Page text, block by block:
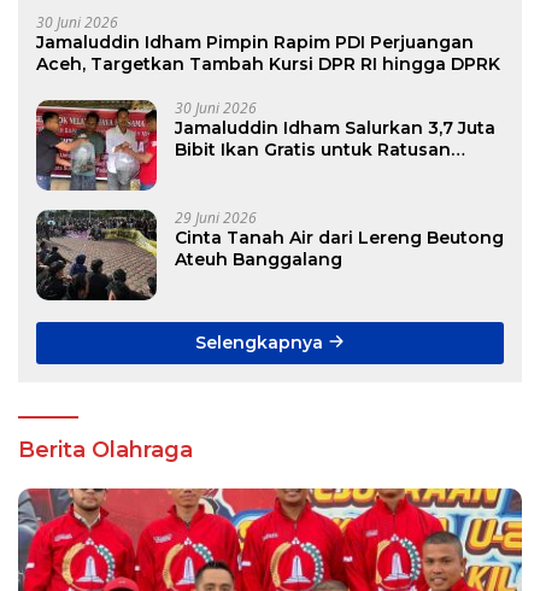
30 Juni 2026
Jamaluddin Idham Pimpin Rapim PDI Perjuangan
Aceh, Targetkan Tambah Kursi DPR RI hingga DPRK
30 Juni 2026
Jamaluddin Idham Salurkan 3,7 Juta
Bibit Ikan Gratis untuk Ratusan
29 Juni 2026
Cinta Tanah Air dari Lereng Beutong
Ateuh Banggalang
Selengkapnya
Berita Olahraga